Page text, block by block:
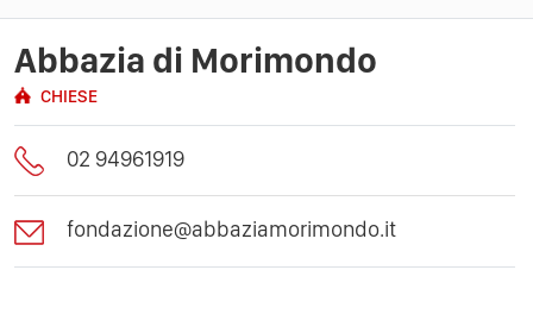
Abbazia di Morimondo
CHIESE
02 94961919
fondazione@abbaziamorimondo.it